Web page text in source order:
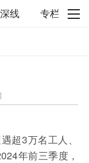
线 专栏
要闻
超3万名工人、
年前三季度，